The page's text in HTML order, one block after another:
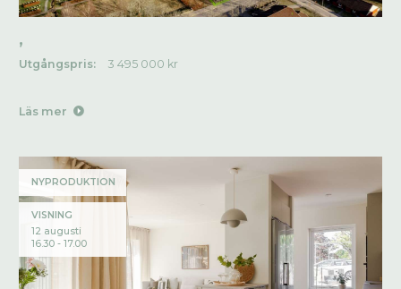
,
Utgångspris: 3 495 000 kr
Läs mer
NYPRODUKTION
VISNING
12 augusti
16.30 - 17.00